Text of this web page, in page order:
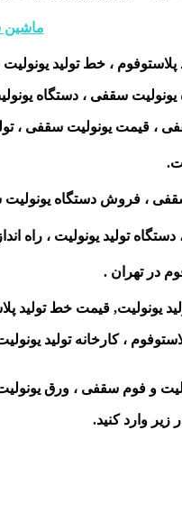
ماشین
، خط تولید
سقفی ، دستگاه
، قیمت یونولیت سقفی ،
، فروش دستگاه یونولیت
تولید یونولیت ، راه
در تهران .
یونولیت, قیمت خط تولید
، کارخانه تولید
و فوم سقفی ، ورق
زیر وارد کنید.